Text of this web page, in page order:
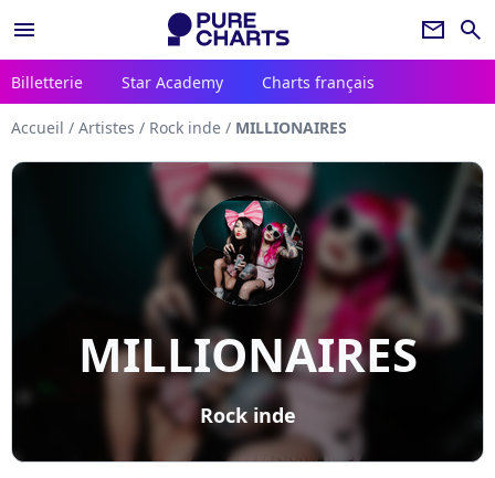
menu newsletter search
Billetterie Star Academy Charts français
Accueil / Artistes / Rock inde / MILLIONAIRES
MILLIONAIRES
Rock inde